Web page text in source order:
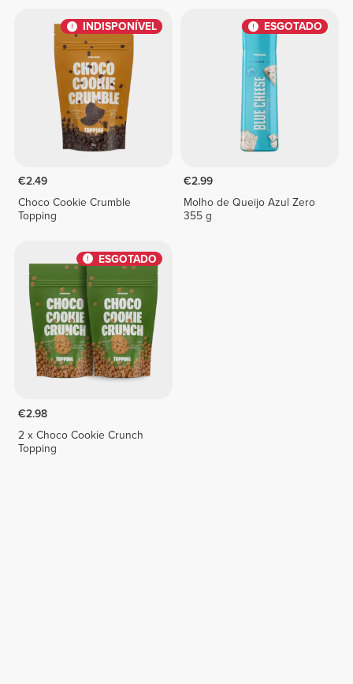
INDISPONÍVEL
€2.49
Choco Cookie Crumble
Topping
ESGOTADO
€2.99
Molho de Queijo Azul Zero
355 g
ESGOTADO
€2.98
2 x Choco Cookie Crunch
Topping